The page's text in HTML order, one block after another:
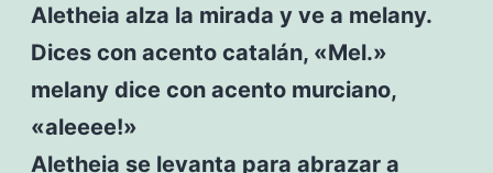
Aletheia alza la mirada y ve a melany.
Dices con acento catalán, «Mel.»
melany dice con acento murciano,
«aleeee!»
Aletheia se levanta para abrazar a